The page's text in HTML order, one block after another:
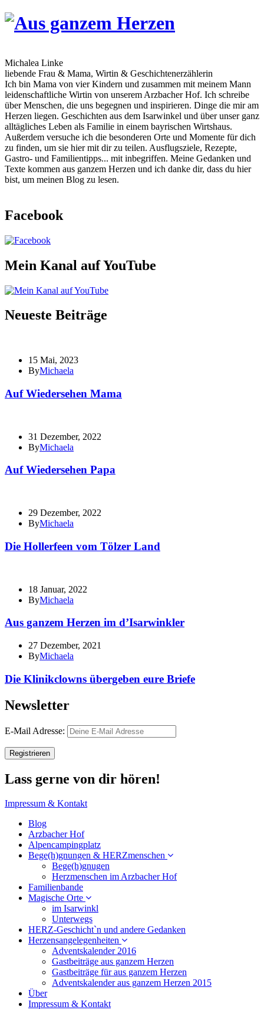
Skip
Michalea Linke
liebende Frau & Mama, Wirtin & Geschichtenerzählerin
Ich bin Mama von vier Kindern und zusammen mit meinem Mann
leidenschaftliche Wirtin von unserem Arzbacher Hof. Ich schreibe
über Menschen, die uns begegnen und inspirieren. Dinge die mir am
Herzen liegen. Geschichten aus dem Isarwinkel und über unser ganz
alltägliches Leben als Familie in einem bayrischen Wirtshaus.
Außerdem versuche ich die besonderen Orte und Momente für dich
zu finden, um sie hier mit dir zu teilen. Ausflugsziele, Rezepte,
Gastro- und Familientipps... mit inbegriffen. Meine Gedanken und
Texte kommen aus ganzem Herzen und ich danke dir, dass du hier
bist, um meinen Blog zu lesen.
Facebook
Mein Kanal auf YouTube
Neueste Beiträge
15 Mai, 2023
ByMichaela
Auf Wiedersehen Mama
31 Dezember, 2022
ByMichaela
Auf Wiedersehen Papa
29 Dezember, 2022
ByMichaela
Die Hollerfeen vom Tölzer Land
18 Januar, 2022
ByMichaela
Aus ganzem Herzen im d’Isarwinkler
27 Dezember, 2021
ByMichaela
Die Klinikclowns übergeben eure Briefe
Newsletter
E-Mail Adresse:
Lass gerne von dir hören!
Impressum & Kontakt
Blog
Arzbacher Hof
Alpencampingplatz
Bege(h)gnungen & HERZmenschen
Bege(h)gnugen
Herzmenschen im Arzbacher Hof
Familienbande
Magische Orte
im Isarwinkl
Unterwegs
HERZ-Geschicht`n und andere Gedanken
Herzensangelegenheiten
Adventskalender 2016
Gastbeiträge aus ganzem Herzen
Gastbeiträge für aus ganzem Herzen
Adventskalender aus ganzem Herzen 2015
Über
Impressum & Kontakt